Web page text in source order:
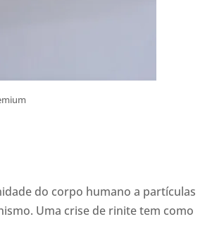
do corpo humano a partículas
Uma crise de rinite tem como